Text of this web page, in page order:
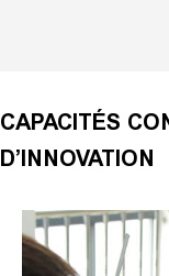
CAPACITÉS
D’INNOVATION